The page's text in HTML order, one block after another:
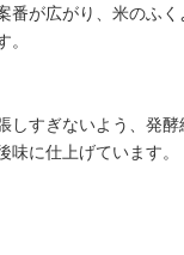
が広がり、米のふく
しすぎないよう、発酵
に仕上げています。